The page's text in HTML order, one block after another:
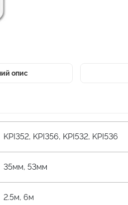
опис
KPI352, KPI356, KPI532, KPI536
35мм, 53мм
2.5м, 6м